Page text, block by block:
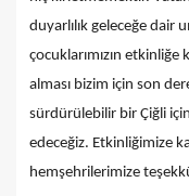
duyarlılık geleceğe dair
çocuklarımızın
alması bizim için son
sürdürülebilir bir Çiğli için
edeceğiz. Etkinliğimize
hemşehrilerimize